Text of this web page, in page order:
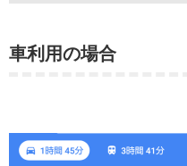
車利用の場合